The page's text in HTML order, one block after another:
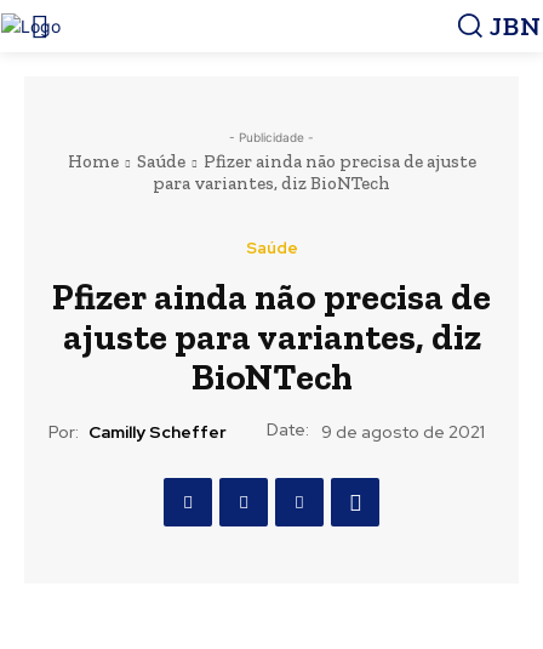
JBN
- Publicidade -
Home Saúde
Pfizer ainda não precisa de ajuste
para variantes, diz BioNTech
Saúde
Pfizer ainda não precisa de
ajuste para variantes, diz
BioNTech
Por: Camilly Scheffer Date: 9 de agosto de 2021